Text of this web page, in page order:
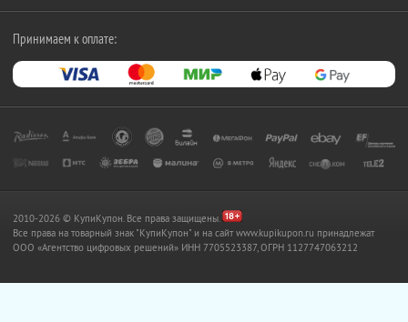
Принимаем к оплате:
2010-2026 © КупиКупон. Все права защищены.
Все права на товарный знак "КупиКупон" и на сайт www.kupikupon.ru принадлежат
OOO «Агентство цифровых решений» ИНН 7705523387, ОГРН 1127747063212